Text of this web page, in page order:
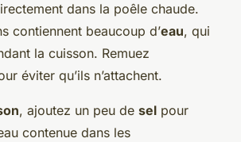
dans la poêle chaude.
contiennent beaucoup d’eau, qui
la cuisson. Remuez
éviter qu’ils n’attachent.
, ajoutez un peu de sel pour
contenue dans les